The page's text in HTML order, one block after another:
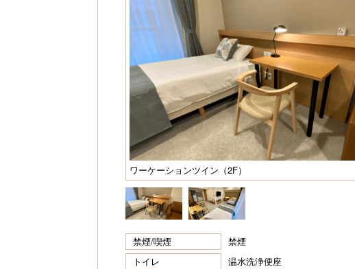
ワーケーションツイン（2F）
禁煙/喫煙 禁煙
トイレ
温水洗浄便座